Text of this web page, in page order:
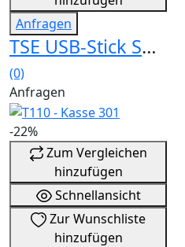
Anfragen
TSE USB-Stick Swissbit - 3 Jahre
(0)
Anfragen
-22%
Zum Vergleichen
hinzufügen
Schnellansicht
Zur Wunschliste
hinzufügen